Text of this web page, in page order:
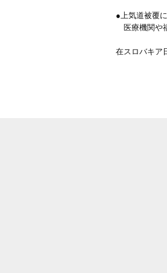
●上気道被覆
医療機関や
在スロバキア